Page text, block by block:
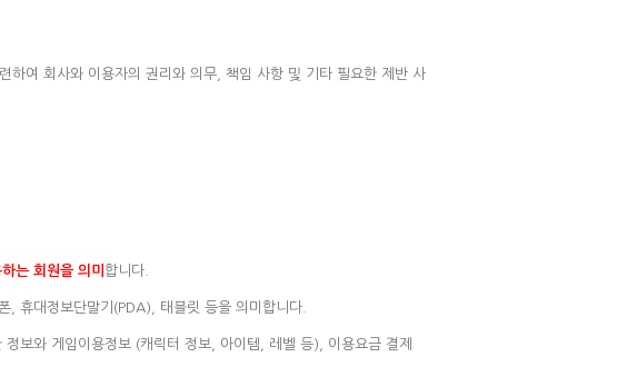
하여 회사와 이용자의 권리와 의무, 책임 사항 및 기타 필요한 제반 사
는 회원을 의미 합니다.
, 휴대정보단말기(PDA), 태블릿 등을 의미합니다.
보와 게임이용정보 (캐릭터 정보, 아이템, 레벨 등), 이용요금 결제